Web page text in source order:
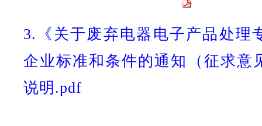
3.《关于废弃电器电子产品处理
企业标准和条件的通知（征求意
说明.pdf